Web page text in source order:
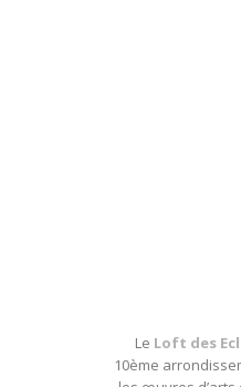
Le Loft des
10ème